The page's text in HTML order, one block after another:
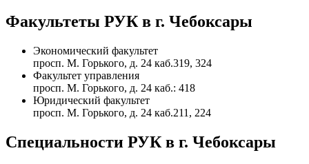
Факультеты РУК в г. Чебоксары
Экономический факультет
просп. М. Горького, д. 24 каб.319, 324
Факультет управления
просп. М. Горького, д. 24 каб.: 418
Юридический факультет
просп. М. Горького, д. 24 каб.211, 224
Специальности РУК в г. Чебоксары